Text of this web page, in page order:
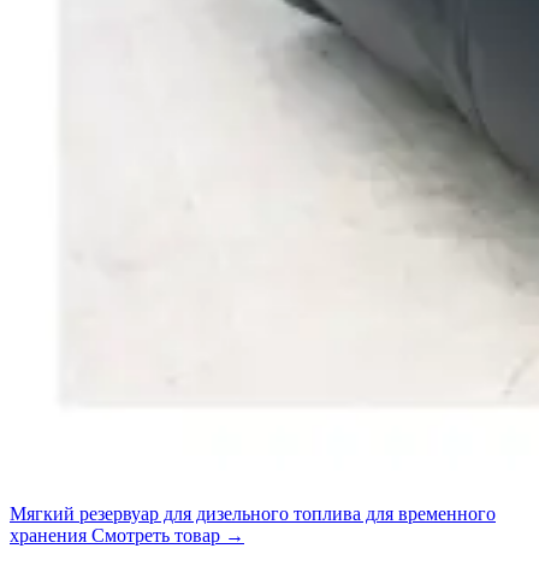
Мягкий резервуар для дизельного топлива для временного
хранения Смотреть товар →